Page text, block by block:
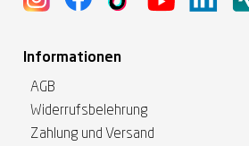
Informationen
AGB
Widerrufsbelehrung
Zahlung und Versand